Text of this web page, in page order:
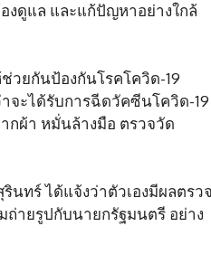
งดูแล และแก้ปัญหาอย่างใกล้
วยกันป้องกันโรคโควิด-19
จะได้รับการฉีดวัคซีนโควิด-19
กผ้า หมั่นล้างมือ ตรวจวัด
ทร์ ได้แจ้งว่าตัวเองมีผลตรวจ
ถ่ายรูปกับนายกรัฐมนตรี อย่าง